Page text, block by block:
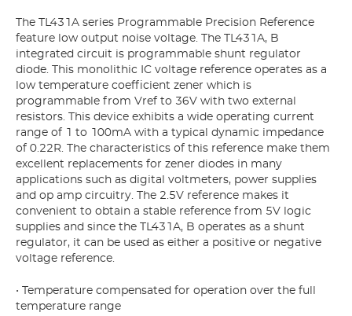
The TL431A series Programmable Precision Reference
feature low output noise voltage. The TL431A, B
integrated circuit is programmable shunt regulator
diode. This monolithic IC voltage reference operates as a
low temperature coefficient zener which is
programmable from Vref to 36V with two external
resistors. This device exhibits a wide operating current
range of 1 to 100mA with a typical dynamic impedance
of 0.22R. The characteristics of this reference make them
excellent replacements for zener diodes in many
applications such as digital voltmeters, power supplies
and op amp circuitry. The 2.5V reference makes it
convenient to obtain a stable reference from 5V logic
supplies and since the TL431A, B operates as a shunt
regulator, it can be used as either a positive or negative
voltage reference.
• Temperature compensated for operation over the full
temperature range